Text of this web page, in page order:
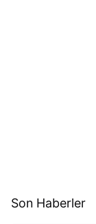
Son Haberler